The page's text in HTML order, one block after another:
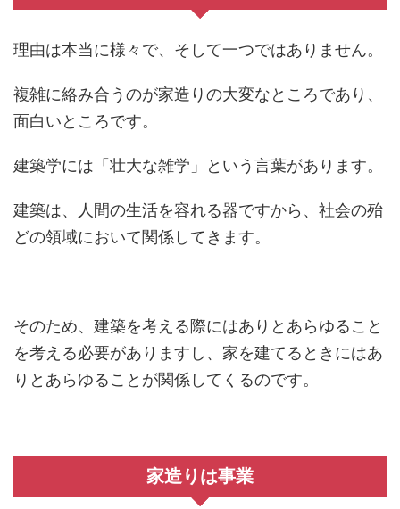
理由は本当に様々で、そして一つではありません。
複雑に絡み合うのが家造りの大変なところであり、
面白いところです。
建築学には「壮大な雑学」という言葉があります。
建築は、人間の生活を容れる器ですから、社会の殆
どの領域において関係してきます。
そのため、建築を考える際にはありとあらゆること
を考える必要がありますし、家を建てるときにはあ
りとあらゆることが関係してくるのです。
家造りは事業